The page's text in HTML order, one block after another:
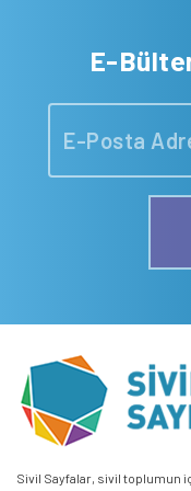
E-
Sivil Sayfalar, sivil toplumun